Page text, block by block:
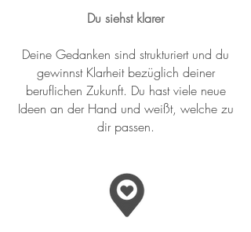
Du siehst klarer
Deine Gedanken sind strukturiert und du
gewinnst Klarheit bezüglich deiner
beruflichen Zukunft. Du hast viele neue
Ideen an der Hand und weißt, welche zu
dir passen.